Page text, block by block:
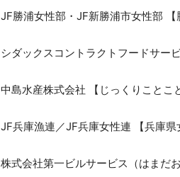
JF勝浦女性部・JF新勝浦市女性部 【
シダックスコントラクトフードサー
中島水産株式会社 【じっくりことこ
JF兵庫漁連／JF兵庫女性連 【兵庫
株式会社第一ビルサービス（はまだ